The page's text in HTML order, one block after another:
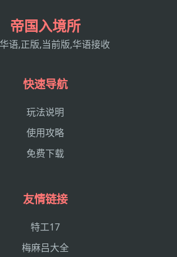
帝国入境所
语,正版,当前版,华语接收
快速导航
玩法说明
使用攻略
免费下载
友情链接
特工17
梅麻吕大全